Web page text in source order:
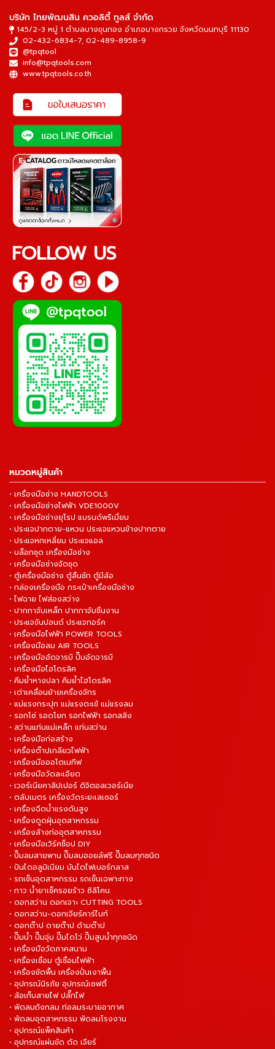
บริษัท ไทยพัฒนสิน ควอลิตี้ ทูลส์ จำกัด
145/2-3 หมู่ 1 ตำบลบางขุนกอง อำเภอบางกรวย จังหวัดนนทบุรี 11130
02-432-6834-7, 02-489-8958-9
@tpqtool
info@tpqtools.com
www.tpqtools.co.th
FOLLOW US
หมวดหมู่สินค้า
• เครื่องมือช่าง HANDTOOLS
• เครื่องมือช่างไฟฟ้า VDE1000V
• เครื่องมือช่างยุโรป แบรนด์พรีเมี่ยม
• ประแจปากตาย-แหวน ประแจแหวนข้างปากตาย
• ประแจหกเหลี่ยม ประแจแอล
• บล็อกชุด เครื่องมือช่าง
• เครื่องมือช่างจัดชุด
• ตู้เครื่องมือช่าง ตู้ลิ้นชัก ตู้มีล้อ
• กล่องเครื่องมือ กระเป๋าเครื่องมือช่าง
• ไฟฉาย ไฟส่องสว่าง
• ปากกาจับเหล็ก ปากกาจับชิ้นงาน
• ประแจขันปอนด์ ประแจทอร์ค
• เครื่องมือไฟฟ้า POWER TOOLS
• เครื่องมือลม AIR TOOLS
• เครื่องมืออัดจารบี ปั๊มอัดจารบี
• เครื่องมือไฮโดรลิค
• คีมย้ำหางปลา คีมย้ำไฮโดรลิค
• เต่าเคลื่อนย้ายเครื่องจักร
• แม่แรงกระปุก แม่แรงตะเข้ แม่แรงลม
• รอกโซ่ รอดโยก รอกไฟฟ้า รอกสลิง
• สว่านแท่นแม่เหล็ก แท่นสว่าน
• เครื่องมือก่อสร้าง
• เครื่องต๊าปเกลียวไฟฟ้า
• เครื่องมือออโตเมทีฟ
• เครื่องมือวัดละเอียด
• เวอร์เนียคาลิปเปอร์ ดิจิตอลเวอร์เนีย
• ตลับเมตร เครื่องวัดระยะเลเซอร์
• เครื่องฉีดน้ำแรงดันสูง
• เครื่องดูดฝุ่นอุตสาหกรรม
• เครื่องล้างท่ออุตสาหกรรม
• เครื่องมือเวิร์คช็อป DIY
• ปั๊มลมสายพาน ปั๊มลมออยล์ฟรี ปั๊มลมทุกชนิด
• ปันไดอลูมิเนียม บันไดไฟเบอร์กลาส
• รถเข็นอุตสาหกรรม รถเข็นเฉพาะทาง
• กาว น้ำยาเช็ครอยร้าว ซิลิโคน
• ดอกสว่าน ดอกเจาะ CUTTING TOOLS
• ดอกสว่าน-ดอกเจียร์คาร์ไบท์
• ดอกต๊าป ดายต๊าป ด้ามต๊าป
• ปั๊มน้ำ ปั๊มจุ่ม ปั๊มไดโว่ ปั๊มสูบน้ำทุกชนิด
• เครื่องมือวัดภาคสนาม
• เครื่องเชื่อม ตู้เชื่อมไฟฟ้า
• เครื่องขัดพื้น เครื่องปั่นเงาพื้น
• อุปกรณ์นิรภัย อุปกรณ์เซฟตี้
• ล้อเก็บสายไฟ ปลั๊กไฟ
• พัดลมถังกลม ท่อลมระบายอากาศ
• พัดลมอุตสาหกรรม พัดลมโรงงาน
• อุปกรณ์แพ็คสินค้า
• อุปกรณ์แผ่นขัด ตัด เจียร์